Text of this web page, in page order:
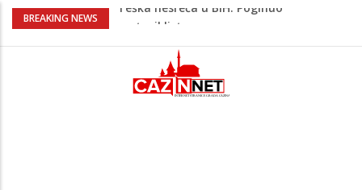
BREAKING NEWS
Na Ahiret preselio HALILOVIĆ (Smajil)
Prvi put nakon 40 godina Amerika ostala
bez saudijske nafte
Vrućine pune hitne pomoći: Sve više